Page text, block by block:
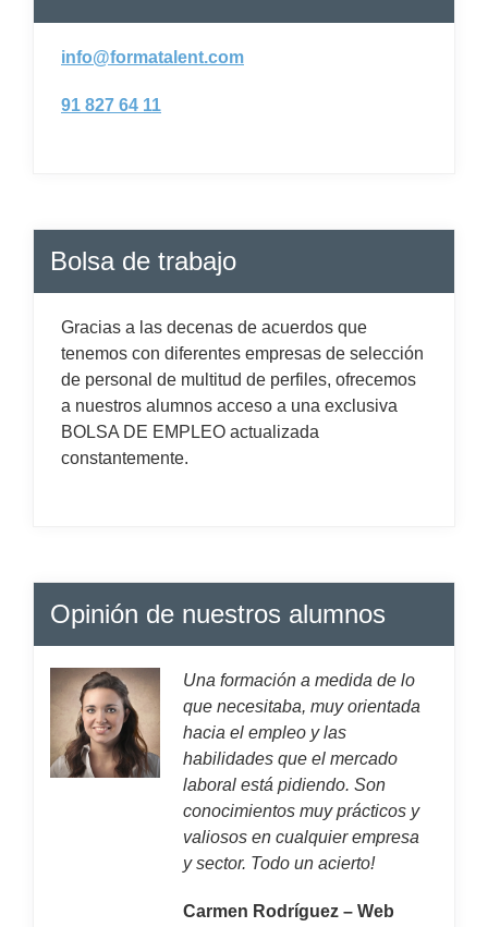
info@formatalent.com
91 827 64 11
Bolsa de trabajo
Gracias a las decenas de acuerdos que
tenemos con diferentes empresas de selección
de personal de multitud de perfiles, ofrecemos
a nuestros alumnos acceso a una exclusiva
BOLSA DE EMPLEO actualizada
constantemente.
Opinión de nuestros alumnos
Una formación a medida de lo
que necesitaba, muy orientada
hacia el empleo y las
habilidades que el mercado
laboral está pidiendo. Son
conocimientos muy prácticos y
valiosos en cualquier empresa
y sector. Todo un acierto!
Carmen Rodríguez – Web